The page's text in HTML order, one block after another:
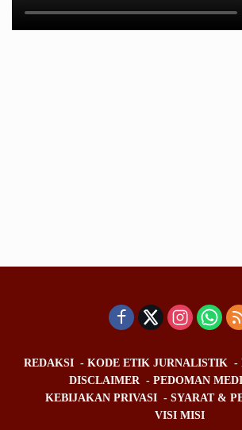
REDAKSI KODE ETIK JURNALISTIK
DISCLAIMER
PEDOMAN
KEBIJAKAN PRIVASI
SYARAT &
VISI MISI